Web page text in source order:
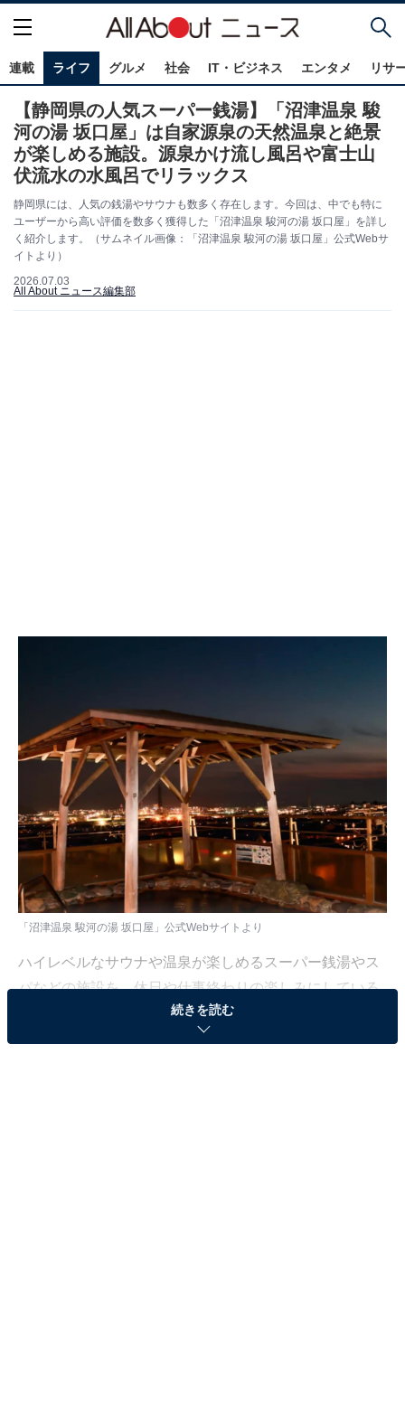
連載 ライフ グルメ 社会 IT・ビジネス エンタメ リサ
【静岡県の人気スーパー銭湯】「沼津温泉 駿
河の湯 坂口屋」は自家源泉の天然温泉と絶景
が楽しめる施設。源泉かけ流し風呂や富士山
伏流水の水風呂でリラックス
静岡県には、人気の銭湯やサウナも数多く存在します。今回は、中でも特に
ユーザーから高い評価を数多く獲得した「沼津温泉 駿河の湯 坂口屋」を詳し
く紹介します。（サムネイル画像：「沼津温泉 駿河の湯 坂口屋」公式Webサ
イトより）
2026.07.03
All About ニュース編集部
「沼津温泉 駿河の湯 坂口屋」公式Webサイトより
ハイレベルなサウナや温泉が楽しめるスーパー銭湯やス
パなどの施設を、休日や仕事終わりの楽しみにしている
人も少なくないはず。日々の疲れを癒すリラックスタイ
ムは、何物にも代えがたい時間ですよね。しかし、近年
続きを読む